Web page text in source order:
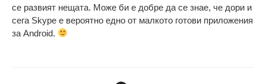
се развият нещата. Може би е добре да се знае, че дори и
сега Skype е вероятно едно от малкото готови приложения
за Android.